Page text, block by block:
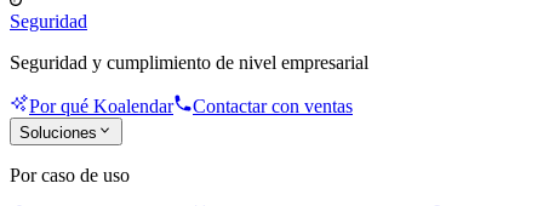
Seguridad
Seguridad y cumplimiento de nivel empresarial
Por qué Koalendar Contactar con ventas
Soluciones
Por caso de uso